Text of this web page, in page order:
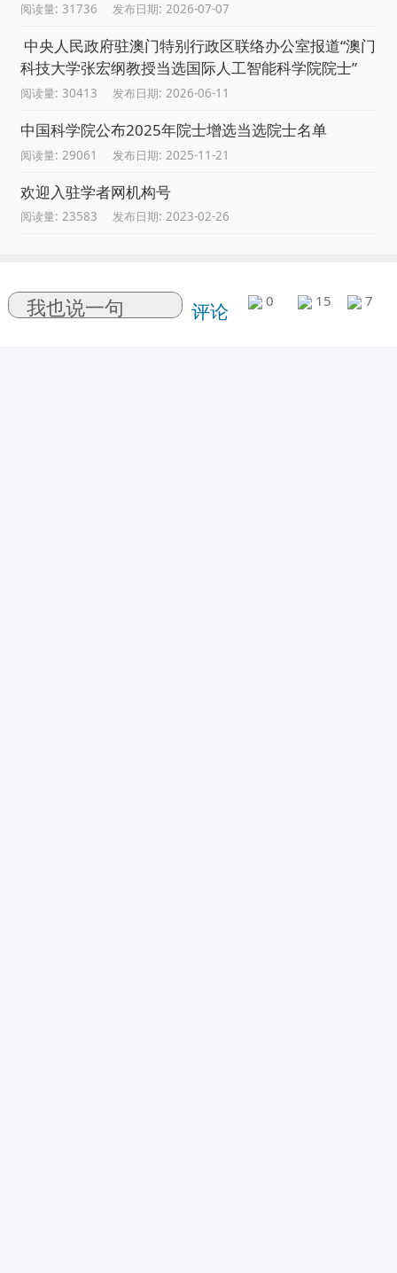
阅读量: 31736 发布日期: 2026-07-07
中央人民政府驻澳门特别行政区联络办公室报道“澳门
科技大学张宏纲教授当选国际人工智能科学院院士”
阅读量: 30413 发布日期: 2026-06-11
中国科学院公布2025年院士增选当选院士名单
阅读量: 29061 发布日期: 2025-11-21
欢迎入驻学者网机构号
阅读量: 23583 发布日期: 2023-02-26
0 15 7